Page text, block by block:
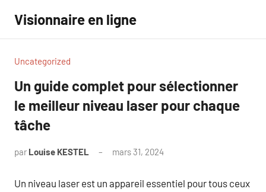
contenu
Visionnaire en ligne
Uncategorized
Un guide complet pour sélectionner
le meilleur niveau laser pour chaque
tâche
par Louise KESTEL mars 31, 2024
Un niveau laser est un appareil essentiel pour tous ceux